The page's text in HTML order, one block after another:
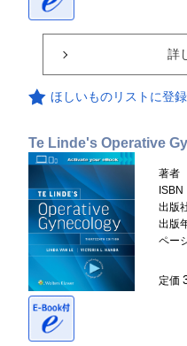
詳
ほしいものリストに登録
Te Linde's Operative
著者
ISBN
出版
出版
ペー
定価